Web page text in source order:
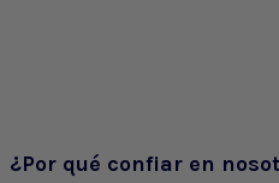
¿Por qué confiar en